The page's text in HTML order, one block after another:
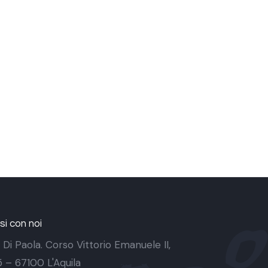
con noi
Di Paola. Corso Vittorio Emanuele II,
– 67100 L'Aquila